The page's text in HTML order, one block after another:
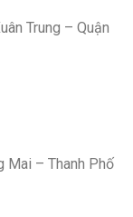
Trung – Quận
Mai – Thanh Phố